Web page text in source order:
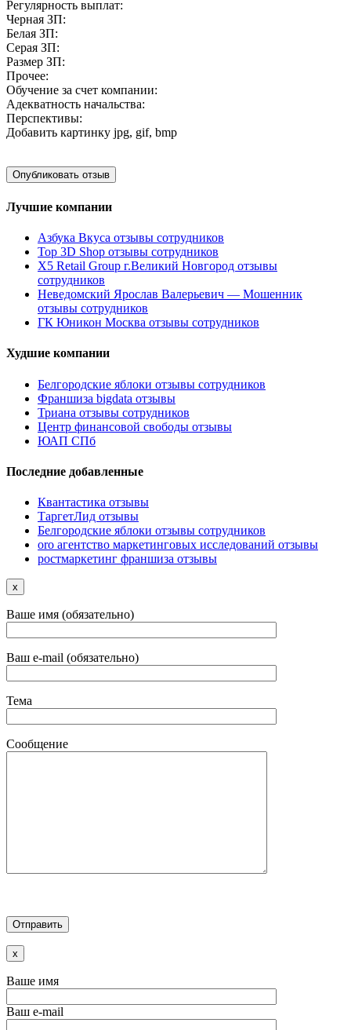
Регулярность выплат:
Черная ЗП:
Белая ЗП:
Серая ЗП:
Размер ЗП:
Прочее:
Обучение за счет компании:
Адекватность начальства:
Перспективы:
Добавить картинку jpg, gif, bmp
Лучшие компании
Азбука Вкуса отзывы сотрудников
Top 3D Shop отзывы сотрудников
X5 Retail Group г.Великий Новгород отзывы
сотрудников
Неведомский Ярослав Валерьевич — Мошенник
отзывы сотрудников
ГК Юникон Москва отзывы сотрудников
Худшие компании
Белгородские яблоки отзывы сотрудников
Франшиза bigdata отзывы
Триана отзывы сотрудников
Центр финансовой свободы отзывы
ЮАП СПб
Последние добавленные
Квантастика отзывы
ТаргетЛид отзывы
Белгородские яблоки отзывы сотрудников
oro агентство маркетинговых исследований отзывы
ростмаркетинг франшиза отзывы
x
Ваше имя (обязательно)
Ваш e-mail (обязательно)
Тема
Сообщение
x
Ваше имя
Ваш e-mail